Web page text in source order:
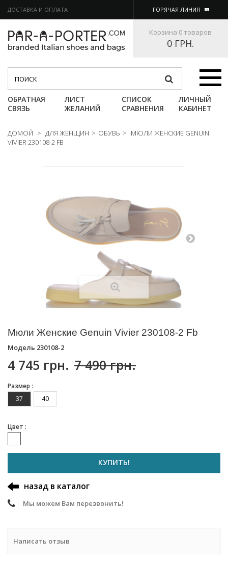
ДОСТАВКА И ОПЛАТА ГОРЯЧАЯ ЛИНИЯ
Корзина 0 товаров
0 ГРН.
Категории
ОБРАТНАЯ
СВЯЗЬ
ЛИСТ
ЖЕЛАНИЙ
СПИСОК
СРАВНЕНИЯ
ЛИЧНЫЙ
КАБИНЕТ
ДОМОЙ > ДЛЯ ЖЕНЩИН > ОБУВЬ > МЮЛИ ЖЕНСКИЕ GENUIN
VIVIER 230108-2 FB
Мюли Женские Genuin Vivier 230108-2 Fb
Модель 230108-2
4 745 грн. 7 490 грн.
Размер :
37
40
Цвет :
КУПИТЬ!
назад в каталог
Мы можем Вам перезвонить!
Написать отзыв